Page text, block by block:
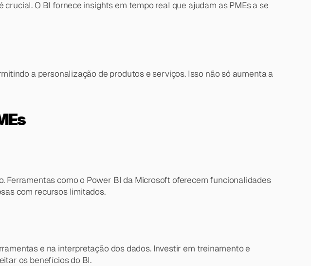
O BI fornece insights em tempo real que ajudam as PMEs a se
a personalização de produtos e serviços. Isso não só aumenta a
como o Power BI da Microsoft oferecem funcionalidades
com recursos limitados.
e na interpretação dos dados. Investir em treinamento e
os benefícios do BI.